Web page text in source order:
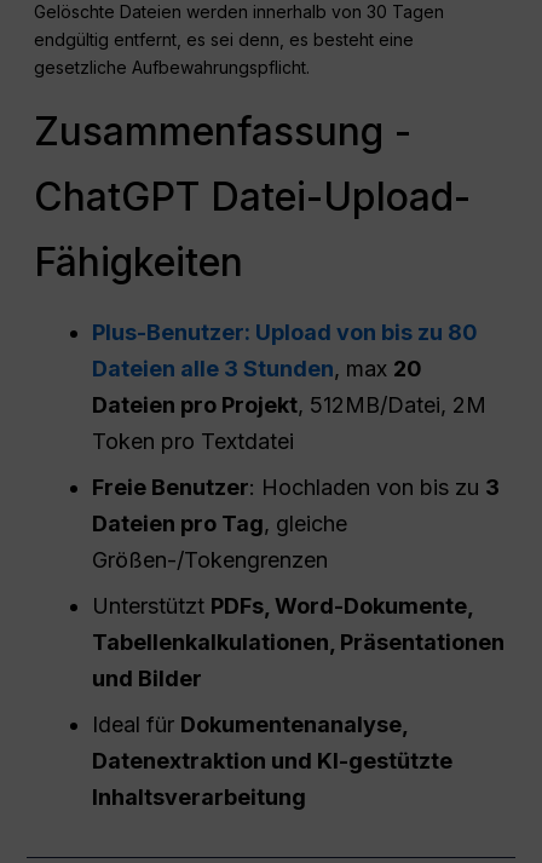
Gelöschte Dateien werden innerhalb von 30 Tagen
endgültig entfernt, es sei denn, es besteht eine
gesetzliche Aufbewahrungspflicht.
Zusammenfassung -
ChatGPT Datei-Upload-
Fähigkeiten
Plus-Benutzer: Upload von bis zu 80
Dateien alle 3 Stunden, max 20
Dateien pro Projekt, 512MB/Datei, 2M
Token pro Textdatei
Freie Benutzer: Hochladen von bis zu 3
Dateien pro Tag, gleiche
Größen-/Tokengrenzen
Unterstützt PDFs, Word-Dokumente,
Tabellenkalkulationen, Präsentationen
und Bilder
Ideal für Dokumentenanalyse,
Datenextraktion und KI-gestützte
Inhaltsverarbeitung